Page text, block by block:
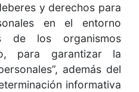
y derechos para
en el entorno
de los organismos
para garantizar la
además del
informativa